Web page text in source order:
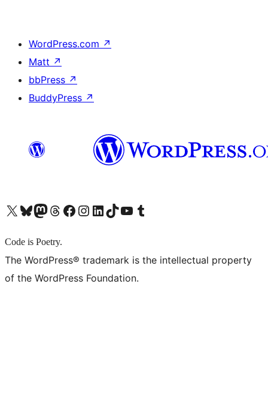
WordPress.com ↗
Matt ↗
bbPress ↗
BuddyPress ↗
X (旧 Twitter) アカウントへBluesky アカウントへMastodon アカウントへThreads アカウントへ Facebook ページへInstagram アカウントへ LinkedIn アカウントへTikTok アカウントへYouTube チャンネルへ Tumblr アカウントへ
Code is Poetry.
The WordPress® trademark is the intellectual property
of the WordPress Foundation.